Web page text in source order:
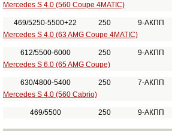
Mercedes S 4.0 (560 Coupe 4MATIC)
469/5250-5500+22 250 9-АКПП
Mercedes S 4.0 (63 AMG Coupe 4MATIC)
612/5500-6000 250 9-АКПП
Mercedes S 6.0 (65 AMG Coupe)
630/4800-5400 250 7-АКПП
Mercedes S 4.0 (560 Cabrio)
469/5500 250 9-АКПП